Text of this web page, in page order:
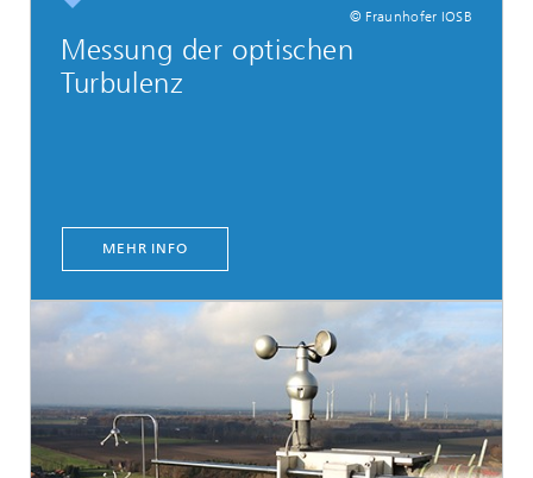
© Fraunhofer IOSB
Messung der optischen
Turbulenz
MEHR INFO